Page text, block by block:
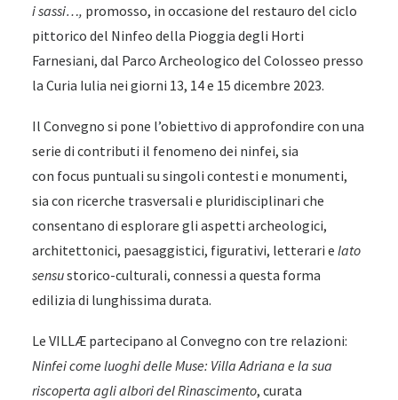
i sassi…, promosso, in occasione del restauro del ciclo
pittorico del Ninfeo della Pioggia degli Horti
Farnesiani, dal Parco Archeologico del Colosseo presso
la Curia Iulia nei giorni 13, 14 e 15 dicembre 2023.
Il Convegno si pone l’obiettivo di approfondire con una
serie di contributi il fenomeno dei ninfei, sia
con focus puntuali su singoli contesti e monumenti,
sia con ricerche trasversali e pluridisciplinari che
consentano di esplorare gli aspetti archeologici,
architettonici, paesaggistici, figurativi, letterari e lato
sensustorico-culturali, connessi a questa forma
edilizia di lunghissima durata.
Le VILLÆ partecipano al Convegno con tre relazioni:
Ninfei come luoghi delle Muse: Villa Adriana e la sua
riscoperta agli albori del Rinascimento, curata